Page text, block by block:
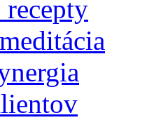
recepty